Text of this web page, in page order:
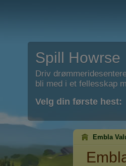
Spill Howrse
Driv
bli med i et fellesskap
Velg din første hest:
Embla